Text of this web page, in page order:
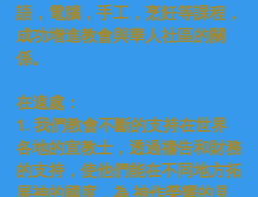
語，電腦，手工，烹飪等課程，
成功增進教會與華人社區的關
係。
在遠處：
1. 我們教會不斷的支持在世界
各地的宣教士，透過禱告和財務
的支持，使他們能在不同地方拓
展神的國度，為 神作榮耀的見